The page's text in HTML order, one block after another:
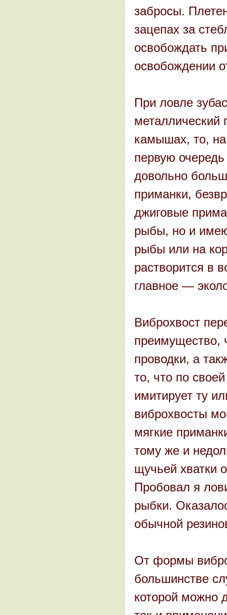
забросы.
зацепах за
освобождать
освобождении
При ловле
металлический
камышах, то, на
первую
довольно
приманки,
джиговые
рыбы, но и
рыбы или на
растворится в
главное —
Виброхвост
преимущество,
проводки, а
то, что по
имитирует ту
виброхвосты
мягкие
тому же и
щучьей хватки
Пробовал я
рыбки.
обычной
От формы
большинстве
которой можно